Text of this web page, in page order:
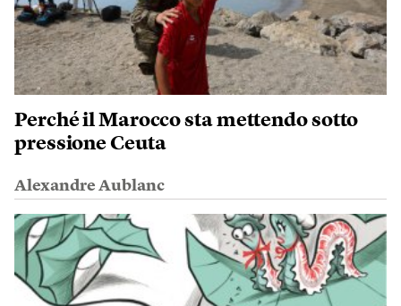
Perché il Marocco sta mettendo sotto
pressione Ceuta
Alexandre Aublanc